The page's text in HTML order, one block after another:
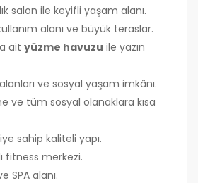
salon ile keyifli yaşam alanı.
alanı ve büyük teraslar.
ait yüzme havuzu ile yazın
ve sosyal yaşam imkânı.
ve tüm sosyal olanaklara kısa
sahip kaliteli yapı.
fitness merkezi.
SPA alanı.